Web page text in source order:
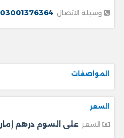
وسيلة الاتصال 03001376364
المواصفات
السعر
السعر على السوم درهم إماراتي